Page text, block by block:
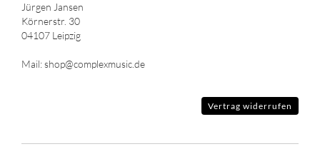
Jürgen Jansen
Körnerstr. 30
04107 Leipzig
Mail: shop@complexmusic.de
Vertrag widerrufen